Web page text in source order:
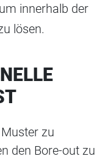
innerhalb der
lösen.
zu
den Bore-out zu